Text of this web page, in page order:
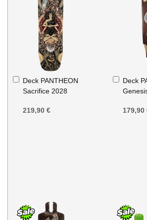
Deck PANTHEON
Sacrifice 2028
219,90 €
Ajouter
au
panier
Deck
179,90
Ajouter
au
panier